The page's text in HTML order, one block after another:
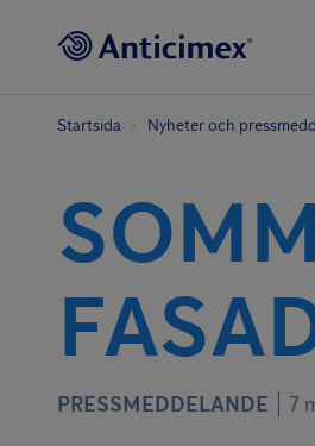
Startsida Nyheter och
PRESSMEDDELANDE 7